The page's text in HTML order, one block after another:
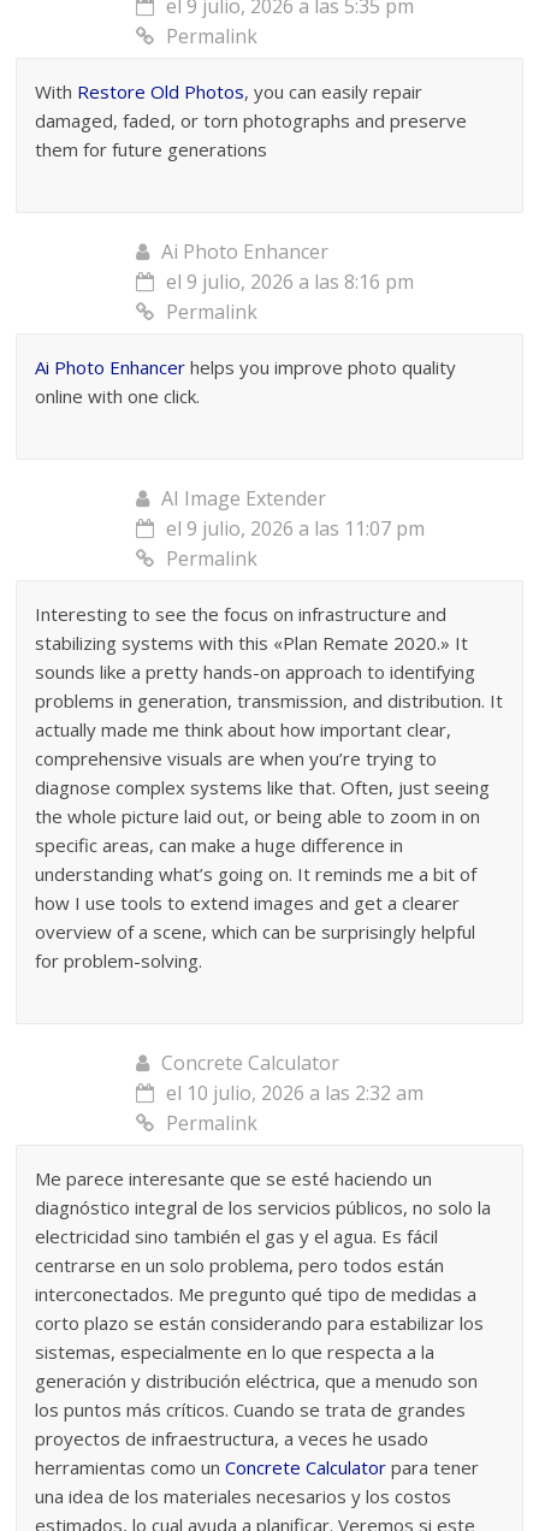
el 9 julio, 2026 a las 5:35 pm
Permalink
With Restore Old Photos, you can easily repair
damaged, faded, or torn photographs and preserve
them for future generations
Ai Photo Enhancer
el 9 julio, 2026 a las 8:16 pm
Permalink
Ai Photo Enhancer helps you improve photo quality
online with one click.
AI Image Extender
el 9 julio, 2026 a las 11:07 pm
Permalink
Interesting to see the focus on infrastructure and
stabilizing systems with this «Plan Remate 2020.» It
sounds like a pretty hands-on approach to identifying
problems in generation, transmission, and distribution. It
actually made me think about how important clear,
comprehensive visuals are when you’re trying to
diagnose complex systems like that. Often, just seeing
the whole picture laid out, or being able to zoom in on
specific areas, can make a huge difference in
understanding what’s going on. It reminds me a bit of
how I use tools to extend images and get a clearer
overview of a scene, which can be surprisingly helpful
for problem-solving.
Concrete Calculator
el 10 julio, 2026 a las 2:32 am
Permalink
Me parece interesante que se esté haciendo un
diagnóstico integral de los servicios públicos, no solo la
electricidad sino también el gas y el agua. Es fácil
centrarse en un solo problema, pero todos están
interconectados. Me pregunto qué tipo de medidas a
corto plazo se están considerando para estabilizar los
sistemas, especialmente en lo que respecta a la
generación y distribución eléctrica, que a menudo son
los puntos más críticos. Cuando se trata de grandes
proyectos de infraestructura, a veces he usado
herramientas como unConcrete Calculator para tener
una idea de los materiales necesarios y los costos
estimados, lo cual ayuda a planificar. Veremos si este